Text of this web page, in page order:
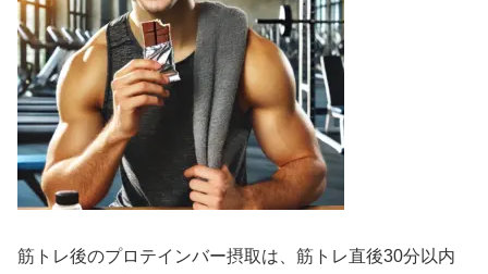
筋トレ後のプロテインバー摂取は、筋トレ直後30分以内